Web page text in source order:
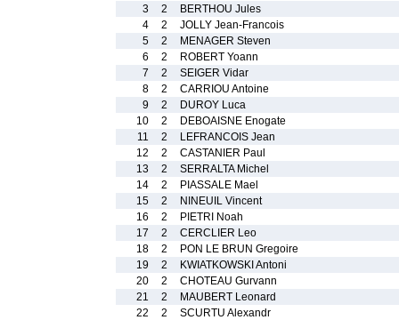
3
2
BERTHOU Jules
4
2
JOLLY Jean-Francois
5
2
MENAGER Steven
6
2
ROBERT Yoann
7
2
SEIGER Vidar
8
2
CARRIOU Antoine
9
2
DUROY Luca
10
2
DEBOAISNE Enogate
11
2
LEFRANCOIS Jean
12
2
CASTANIER Paul
13
2
SERRALTA Michel
14
2
PIASSALE Mael
15
2
NINEUIL Vincent
16
2
PIETRI Noah
17
2
CERCLIER Leo
18
2
PON LE BRUN Gregoire
19
2
KWIATKOWSKI Antoni
20
2
CHOTEAU Gurvann
21
2
MAUBERT Leonard
22
2
SCURTU Alexandr